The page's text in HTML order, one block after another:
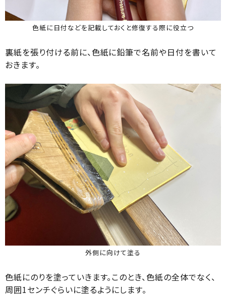
色紙に日付などを記載しておくと修復する際に役立つ
裏紙を張り付ける前に、色紙に鉛筆で名前や日付を書いて
おきます。
外側に向けて塗る
色紙にのりを塗っていきます。このとき、色紙の全体でなく、
周囲1センチぐらいに塗るようにします。